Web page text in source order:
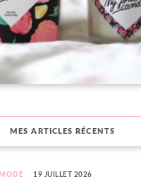
MES ARTICLES RÉCENTS
MODE 19 JUILLET 2026